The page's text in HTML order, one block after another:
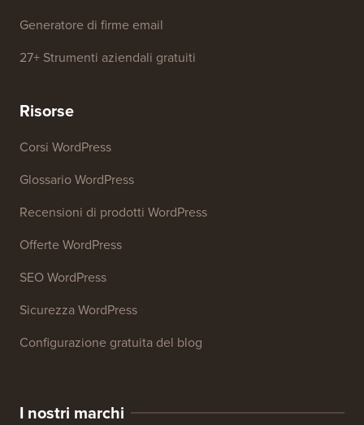
Generatore di firme email
27+ Strumenti aziendali gratuiti
Risorse
Corsi WordPress
Glossario WordPress
Recensioni di prodotti WordPress
Offerte WordPress
SEO WordPress
Sicurezza WordPress
Configurazione gratuita del blog
I nostri marchi